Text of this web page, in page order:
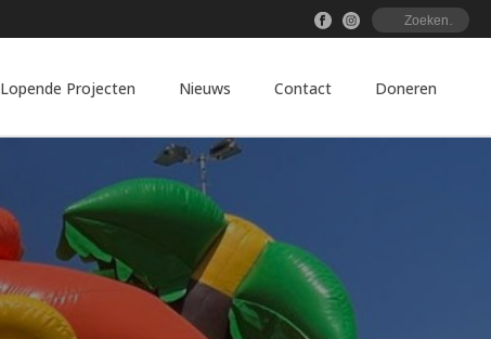
Lopende Projecten Nieuws Contact Doneren